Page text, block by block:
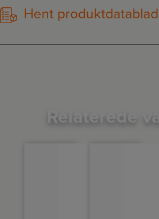
Hent produktdatablad
Relaterede